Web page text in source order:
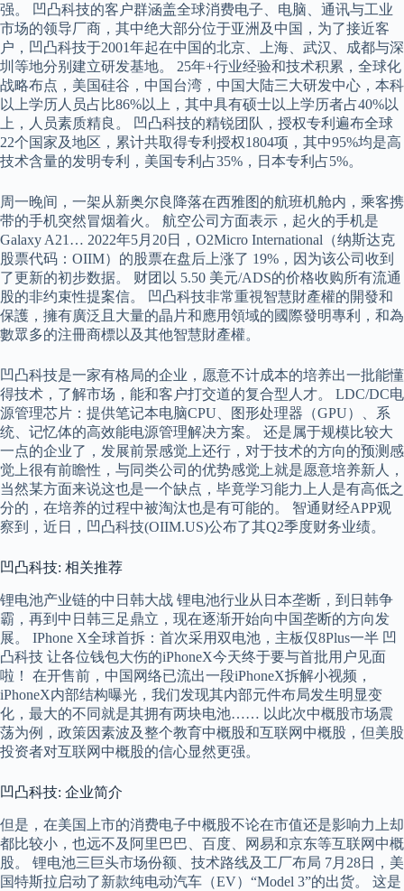
强。 凹凸科技的客户群涵盖全球消费电子、电脑、通讯与工业
市场的领导厂商，其中绝大部分位于亚洲及中国，为了接近客
户，凹凸科技于2001年起在中国的北京、上海、武汉、成都与深
圳等地分别建立研发基地。 25年+行业经验和技术积累，全球化
战略布点，美国硅谷，中国台湾，中国大陆三大研发中心，本科
以上学历人员占比86%以上，其中具有硕士以上学历者占40%以
上，人员素质精良。 凹凸科技的精锐团队，授权专利遍布全球
22个国家及地区，累计共取得专利授权1804项，其中95%均是高
技术含量的发明专利，美国专利占35%，日本专利占5%。
周一晚间，一架从新奥尔良降落在西雅图的航班机舱内，乘客携
带的手机突然冒烟着火。 航空公司方面表示，起火的手机是
Galaxy A21… 2022年5月20日，O2Micro International（纳斯达克
股票代码：OIIM）的股票在盘后上涨了 19%，因为该公司收到
了更新的初步数据。 财团以 5.50 美元/ADS的价格收购所有流通
股的非约束性提案信。 凹凸科技非常重視智慧財產權的開發和
保護，擁有廣泛且大量的晶片和應用領域的國際發明專利，和為
數眾多的注冊商標以及其他智慧財產權。
凹凸科技是一家有格局的企业，愿意不计成本的培养出一批能懂
得技术，了解市场，能和客户打交道的复合型人才。 LDC/DC电
源管理芯片：提供笔记本电脑CPU、图形处理器（GPU）、系
统、记忆体的高效能电源管理解决方案。 还是属于规模比较大
一点的企业了，发展前景感觉上还行，对于技术的方向的预测感
觉上很有前瞻性，与同类公司的优势感觉上就是愿意培养新人，
当然某方面来说这也是一个缺点，毕竟学习能力上人是有高低之
分的，在培养的过程中被淘汰也是有可能的。 智通财经APP观
察到，近日，凹凸科技(OIIM.US)公布了其Q2季度财务业绩。
凹凸科技: 相关推荐
锂电池产业链的中日韩大战 锂电池行业从日本垄断，到日韩争
霸，再到中日韩三足鼎立，现在逐渐开始向中国垄断的方向发
展。 IPhone X全球首拆：首次采用双电池，主板仅8Plus一半 凹
凸科技 让各位钱包大伤的iPhoneX今天终于要与首批用户见面
啦！ 在开售前，中国网络已流出一段iPhoneX拆解小视频，
iPhoneX内部结构曝光，我们发现其内部元件布局发生明显变
化，最大的不同就是其拥有两块电池…… 以此次中概股市场震
荡为例，政策因素波及整个教育中概股和互联网中概股，但美股
投资者对互联网中概股的信心显然更强。
凹凸科技: 企业简介
但是，在美国上市的消费电子中概股不论在市值还是影响力上却
都比较小，也远不及阿里巴巴、百度、网易和京东等互联网中概
股。 锂电池三巨头市场份额、技术路线及工厂布局 7月28日，美
国特斯拉启动了新款纯电动汽车（EV）“Model 3”的出货。 这是